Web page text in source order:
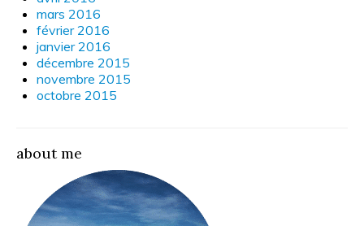
mars 2016
février 2016
janvier 2016
décembre 2015
novembre 2015
octobre 2015
about me